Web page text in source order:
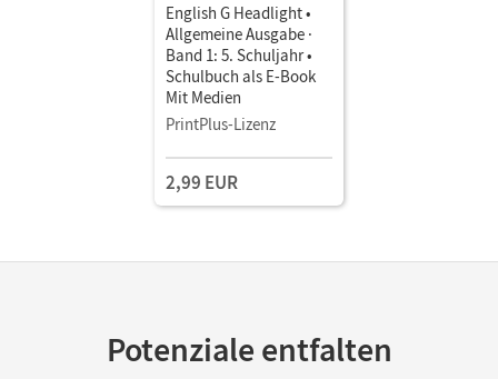
English G Headlight •
Allgemeine Ausgabe ·
Band 1: 5. Schuljahr •
Schulbuch als E-Book
Mit Medien
PrintPlus-Lizenz
2,99 EUR
Potenziale entfalten